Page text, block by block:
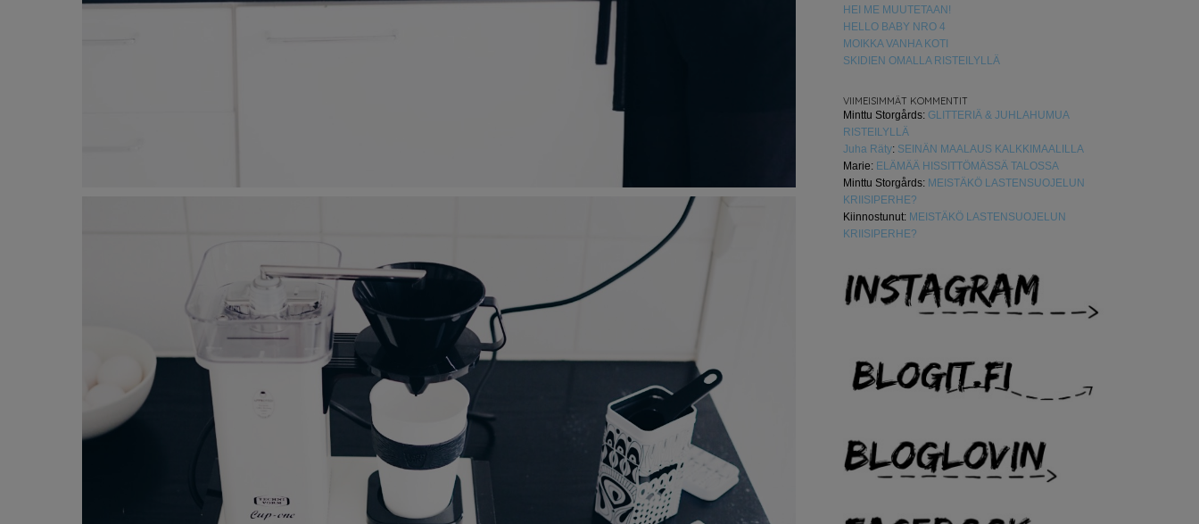
HEI ME MUUTETAAN!
HELLO BABY NRO 4
MOIKKA VANHA KOTI
SKIDIEN OMALLA RISTEILYLLÄ
VIIMEISIMMÄT KOMMENTIT
Minttu Storgårds: GLITTERIÄ & JUHLAHUMUA
RISTEILYLLÄ
Juha Räty: SEINÄN MAALAUS KALKKIMAALILLA
Marie: ELÄMÄÄ HISSITTÖMÄSSÄ TALOSSA
Minttu Storgårds: MEISTÄKÖ LASTENSUOJELUN
KRIISIPERHE?
Kiinnostunut: MEISTÄKÖ LASTENSUOJELUN
KRIISIPERHE?